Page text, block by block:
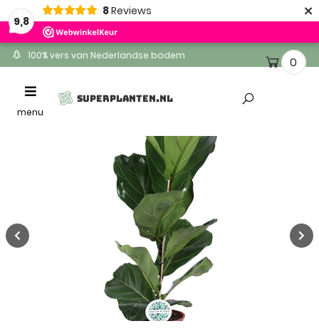
9,8
8Reviews ×
100% vers van Nederlandse bodem
Altijd gratis levering
Toggle
navigation
menu
SUPERPLANTEN.NL
0